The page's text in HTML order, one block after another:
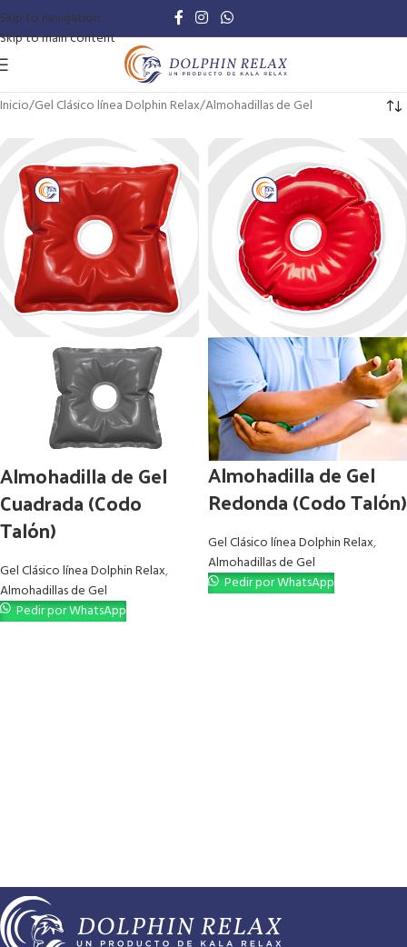
Skip to navigation
Skip to main content
Inicio Gel Clásico línea Dolphin Relax Almohadillas de Gel
Almohadilla de Gel
Cuadrada (Codo
Talón)
Gel Clásico línea Dolphin Relax,
Almohadillas de Gel
Pedir por WhatsApp
Almohadilla de Gel
Redonda (Codo Talón)
Gel Clásico línea Dolphin Relax,
Almohadillas de Gel
Pedir por WhatsApp